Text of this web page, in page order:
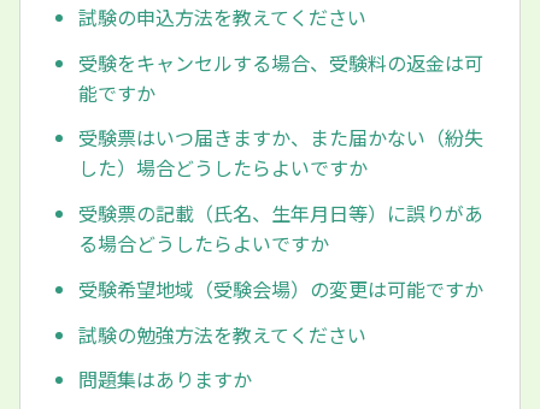
試験の申込方法を教えてください
受験をキャンセルする場合、受験料の返金は可
能ですか
受験票はいつ届きますか、また届かない（紛失
した）場合どうしたらよいですか
受験票の記載（氏名、生年月日等）に誤りがあ
る場合どうしたらよいですか
受験希望地域（受験会場）の変更は可能ですか
試験の勉強方法を教えてください
問題集はありますか